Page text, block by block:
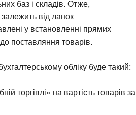
баз і складів. Отже,
від ланок
у встановленні прямих
поставляння товарів.
обліку буде такий:
торгівлі» на вартість товарів за